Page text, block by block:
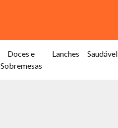
Doces e
Sobremesas
Lanches Saudável